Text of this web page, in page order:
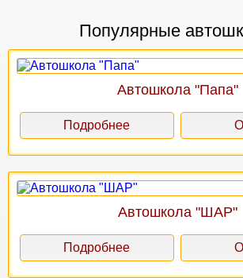
Популярные
Автошкола "Папа"
Подробнее
Автошкола "ШАР"
Подробнее